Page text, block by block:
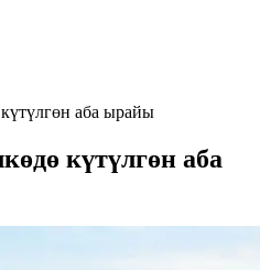
аба ырайы
күтүлгөн аба